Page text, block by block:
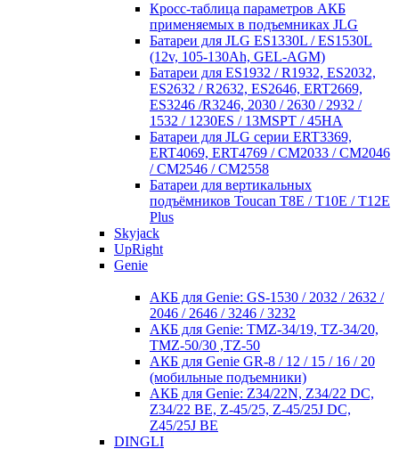
Кросc-таблица параметров АКБ
применяемых в подъемниках JLG
Батареи для JLG ES1330L / ES1530L
(12v, 105-130Ah, GEL-AGM)
Батареи для ES1932 / R1932, ES2032,
ES2632 / R2632, ES2646, ERT2669,
ES3246 /R3246, 2030 / 2630 / 2932 /
1532 / 1230ES / 13MSPT / 45HA
Батареи для JLG серии ERT3369,
ERT4069, ERT4769 / CM2033 / CM2046
/ CM2546 / CM2558
Батареи для вертикальных
подъёмников Toucan T8E / T10E / T12E
Plus
Skyjack
UpRight
Genie
АКБ для Genie: GS-1530 / 2032 / 2632 /
2046 / 2646 / 3246 / 3232
АКБ для Genie: TMZ-34/19, TZ-34/20,
TMZ-50/30 ,TZ-50
АКБ для Genie GR-8 / 12 / 15 / 16 / 20
(мобильные подъемники)
АКБ для Genie: Z34/22N, Z34/22 DC,
Z34/22 BE, Z-45/25, Z-45/25J DC,
Z45/25J BE
DINGLI